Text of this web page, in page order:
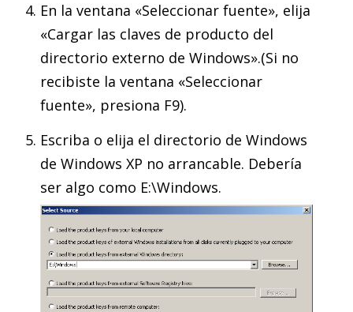
En la ventana «Seleccionar fuente», elija
«Cargar las claves de producto del
directorio externo de Windows».(Si no
recibiste la ventana «Seleccionar
fuente», presiona F9).
Escriba o elija el directorio de Windows
de Windows XP no arrancable. Debería
ser algo como E:\Windows.